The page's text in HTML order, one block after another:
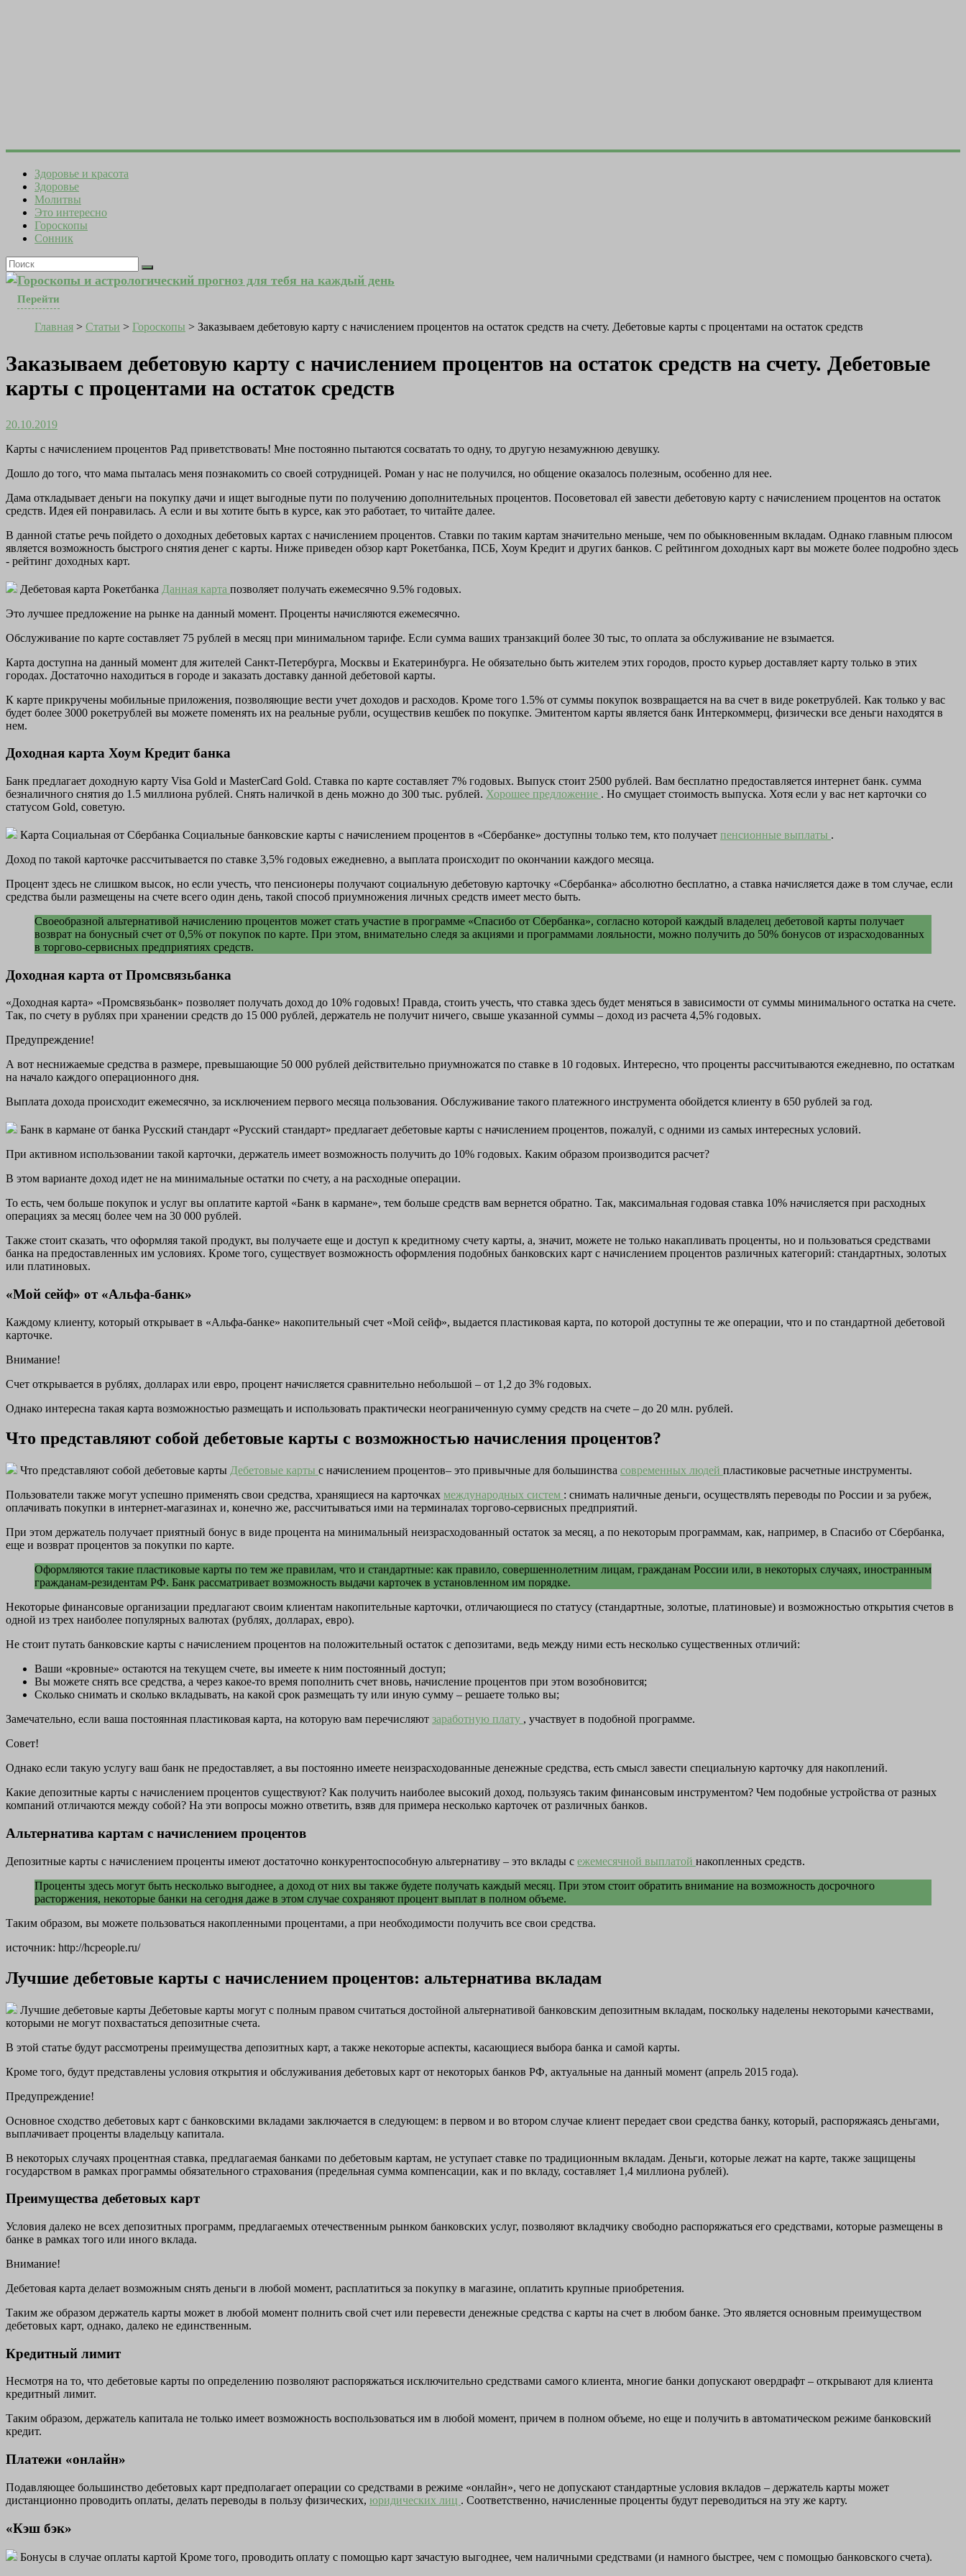
Здоровье и красота
Здоровье
Молитвы
Это интересно
Гороскопы
Сонник
Гороскопы и астрологический прогноз для тебя на каждый день
Перейти
Главная > Статьи > Гороскопы > Заказываем дебетовую карту с начислением процентов на остаток средств на счету. Дебетовые карты с процентами на остаток средств
Заказываем дебетовую карту с начислением процентов на остаток средств на счету. Дебетовые
карты с процентами на остаток средств
20.10.2019
Карты с начислением процентов Рад приветствовать! Мне постоянно пытаются сосватать то одну, то другую незамужнюю девушку.
Дошло до того, что мама пыталась меня познакомить со своей сотрудницей. Роман у нас не получился, но общение оказалось полезным, особенно для нее.
Дама откладывает деньги на покупку дачи и ищет выгодные пути по получению дополнительных процентов. Посоветовал ей завести дебетовую карту с начислением процентов на остаток
средств. Идея ей понравилась. А если и вы хотите быть в курсе, как это работает, то читайте далее.
В данной статье речь пойдето о доходных дебетовых картах с начислением процентов. Ставки по таким картам значительно меньше, чем по обыкновенным вкладам. Однако главным плюсом
является возможность быстрого снятия денег с карты. Ниже приведен обзор карт Рокетбанка, ПСБ, Хоум Кредит и других банков. C рейтингом доходных карт вы можете более подробно здесь
- рейтинг доходных карт.
Дебетовая карта Рокетбанка Данная карта позволяет получать ежемесячно 9.5% годовых.
Это лучшее предложение на рынке на данный момент. Проценты начисляются ежемесячно.
Обслуживание по карте составляет 75 рублей в месяц при минимальном тарифе. Если сумма ваших транзакций более 30 тыс, то оплата за обслуживание не взымается.
Карта доступна на данный момент для жителей Санкт-Петербурга, Москвы и Екатеринбурга. Не обязательно быть жителем этих городов, просто курьер доставляет карту только в этих
городах. Достаточно находиться в городе и заказать доставку данной дебетовой карты.
К карте прикручены мобильные приложения, позволяющие вести учет доходов и расходов. Кроме того 1.5% от суммы покупок возвращается на ва счет в виде рокетрублей. Как только у вас
будет более 3000 рокетрублей вы можете поменять их на реальные рубли, осуществив кешбек по покупке. Эмитентом карты является банк Интеркоммерц, физически все деньги находятся в
нем.
Доходная карта Хоум Кредит банка
Банк предлагает доходную карту Visa Gold и MasterCard Gold. Ставка по карте составляет 7% годовых. Выпуск стоит 2500 рублей. Вам бесплатно предоставляется интернет банк. сумма
безналичного снятия до 1.5 миллиона рублей. Снять наличкой в день можно до 300 тыс. рублей. Хорошее предложение . Но смущает стоимость выпуска. Хотя если у вас нет карточки со
статусом Gold, советую.
Карта Социальная от Сбербанка Социальные банковские карты с начислением процентов в «Сбербанке» доступны только тем, кто получает пенсионные выплаты .
Доход по такой карточке рассчитывается по ставке 3,5% годовых ежедневно, а выплата происходит по окончании каждого месяца.
Процент здесь не слишком высок, но если учесть, что пенсионеры получают социальную дебетовую карточку «Сбербанка» абсолютно бесплатно, а ставка начисляется даже в том случае, если
средства были размещены на счете всего один день, такой способ приумножения личных средств имеет место быть.
Своеобразной альтернативой начислению процентов может стать участие в программе «Спасибо от Сбербанка», согласно которой каждый владелец дебетовой карты получает
возврат на бонусный счет от 0,5% от покупок по карте. При этом, внимательно следя за акциями и программами лояльности, можно получить до 50% бонусов от израсходованных
в торгово-сервисных предприятиях средств.
Доходная карта от Промсвязьбанка
«Доходная карта» «Промсвязьбанк» позволяет получать доход до 10% годовых! Правда, стоить учесть, что ставка здесь будет меняться в зависимости от суммы минимального остатка на счете.
Так, по счету в рублях при хранении средств до 15 000 рублей, держатель не получит ничего, свыше указанной суммы – доход из расчета 4,5% годовых.
Предупреждение!
А вот неснижаемые средства в размере, превышающие 50 000 рублей действительно приумножатся по ставке в 10 годовых. Интересно, что проценты рассчитываются ежедневно, по остаткам
на начало каждого операционного дня.
Выплата дохода происходит ежемесячно, за исключением первого месяца пользования. Обслуживание такого платежного инструмента обойдется клиенту в 650 рублей за год.
Банк в кармане от банка Русский стандарт «Русский стандарт» предлагает дебетовые карты с начислением процентов, пожалуй, с одними из самых интересных условий.
При активном использовании такой карточки, держатель имеет возможность получить до 10% годовых. Каким образом производится расчет?
В этом варианте доход идет не на минимальные остатки по счету, а на расходные операции.
То есть, чем больше покупок и услуг вы оплатите картой «Банк в кармане», тем больше средств вам вернется обратно. Так, максимальная годовая ставка 10% начисляется при расходных
операциях за месяц более чем на 30 000 рублей.
Также стоит сказать, что оформляя такой продукт, вы получаете еще и доступ к кредитному счету карты, а, значит, можете не только накапливать проценты, но и пользоваться средствами
банка на предоставленных им условиях. Кроме того, существует возможность оформления подобных банковских карт с начислением процентов различных категорий: стандартных, золотых
или платиновых.
«Мой сейф» от «Альфа-банк»
Каждому клиенту, который открывает в «Альфа-банке» накопительный счет «Мой сейф», выдается пластиковая карта, по которой доступны те же операции, что и по стандартной дебетовой
карточке.
Внимание!
Счет открывается в рублях, долларах или евро, процент начисляется сравнительно небольшой – от 1,2 до 3% годовых.
Однако интересна такая карта возможностью размещать и использовать практически неограниченную сумму средств на счете – до 20 млн. рублей.
Что представляют собой дебетовые карты с возможностью начисления процентов?
Что представляют собой дебетовые карты Дебетовые карты с начислением процентов– это привычные для большинства современных людей пластиковые расчетные инструменты.
Пользователи также могут успешно применять свои средства, хранящиеся на карточках международных систем : снимать наличные деньги, осуществлять переводы по России и за рубеж,
оплачивать покупки в интернет-магазинах и, конечно же, рассчитываться ими на терминалах торгово-сервисных предприятий.
При этом держатель получает приятный бонус в виде процента на минимальный неизрасходованный остаток за месяц, а по некоторым программам, как, например, в Спасибо от Сбербанка,
еще и возврат процентов за покупки по карте.
Оформляются такие пластиковые карты по тем же правилам, что и стандартные: как правило, совершеннолетним лицам, гражданам России или, в некоторых случаях, иностранным
гражданам-резидентам РФ. Банк рассматривает возможность выдачи карточек в установленном им порядке.
Некоторые финансовые организации предлагают своим клиентам накопительные карточки, отличающиеся по статусу (стандартные, золотые, платиновые) и возможностью открытия счетов в
одной из трех наиболее популярных валютах (рублях, долларах, евро).
Не стоит путать банковские карты с начислением процентов на положительный остаток с депозитами, ведь между ними есть несколько существенных отличий:
Ваши «кровные» остаются на текущем счете, вы имеете к ним постоянный доступ;
Вы можете снять все средства, а через какое-то время пополнить счет вновь, начисление процентов при этом возобновится;
Сколько снимать и сколько вкладывать, на какой срок размещать ту или иную сумму – решаете только вы;
Замечательно, если ваша постоянная пластиковая карта, на которую вам перечисляют заработную плату , участвует в подобной программе.
Совет!
Однако если такую услугу ваш банк не предоставляет, а вы постоянно имеете неизрасходованные денежные средства, есть смысл завести специальную карточку для накоплений.
Какие депозитные карты с начислением процентов существуют? Как получить наиболее высокий доход, пользуясь таким финансовым инструментом? Чем подобные устройства от разных
компаний отличаются между собой? На эти вопросы можно ответить, взяв для примера несколько карточек от различных банков.
Альтернатива картам с начислением процентов
Депозитные карты с начислением проценты имеют достаточно конкурентоспособную альтернативу – это вклады с ежемесячной выплатой накопленных средств.
Проценты здесь могут быть несколько выгоднее, а доход от них вы также будете получать каждый месяц. При этом стоит обратить внимание на возможность досрочного
расторжения, некоторые банки на сегодня даже в этом случае сохраняют процент выплат в полном объеме.
Таким образом, вы можете пользоваться накопленными процентами, а при необходимости получить все свои средства.
источник: http://hcpeople.ru/
Лучшие дебетовые карты с начислением процентов: альтернатива вкладам
Лучшие дебетовые карты Дебетовые карты могут с полным правом считаться достойной альтернативой банковским депозитным вкладам, поскольку наделены некоторыми качествами,
которыми не могут похвастаться депозитные счета.
В этой статье будут рассмотрены преимущества депозитных карт, а также некоторые аспекты, касающиеся выбора банка и самой карты.
Кроме того, будут представлены условия открытия и обслуживания дебетовых карт от некоторых банков РФ, актуальные на данный момент (апрель 2015 года).
Предупреждение!
Основное сходство дебетовых карт с банковскими вкладами заключается в следующем: в первом и во втором случае клиент передает свои средства банку, который, распоряжаясь деньгами,
выплачивает проценты владельцу капитала.
В некоторых случаях процентная ставка, предлагаемая банками по дебетовым картам, не уступает ставке по традиционным вкладам. Деньги, которые лежат на карте, также защищены
государством в рамках программы обязательного страхования (предельная сумма компенсации, как и по вкладу, составляет 1,4 миллиона рублей).
Преимущества дебетовых карт
Условия далеко не всех депозитных программ, предлагаемых отечественным рынком банковских услуг, позволяют вкладчику свободно распоряжаться его средствами, которые размещены в
банке в рамках того или иного вклада.
Внимание!
Дебетовая карта делает возможным снять деньги в любой момент, расплатиться за покупку в магазине, оплатить крупные приобретения.
Таким же образом держатель карты может в любой момент полнить свой счет или перевести денежные средства с карты на счет в любом банке. Это является основным преимуществом
дебетовых карт, однако, далеко не единственным.
Кредитный лимит
Несмотря на то, что дебетовые карты по определению позволяют распоряжаться исключительно средствами самого клиента, многие банки допускают овердрафт – открывают для клиента
кредитный лимит.
Таким образом, держатель капитала не только имеет возможность воспользоваться им в любой момент, причем в полном объеме, но еще и получить в автоматическом режиме банковский
кредит.
Платежи «онлайн»
Подавляющее большинство дебетовых карт предполагает операции со средствами в режиме «онлайн», чего не допускают стандартные условия вкладов – держатель карты может
дистанционно проводить оплаты, делать переводы в пользу физических, юридических лиц . Соответственно, начисленные проценты будут переводиться на эту же карту.
«Кэш бэк»
Бонусы в случае оплаты картой Кроме того, проводить оплату с помощью карт зачастую выгоднее, чем наличными средствами (и намного быстрее, чем с помощью банковского счета).